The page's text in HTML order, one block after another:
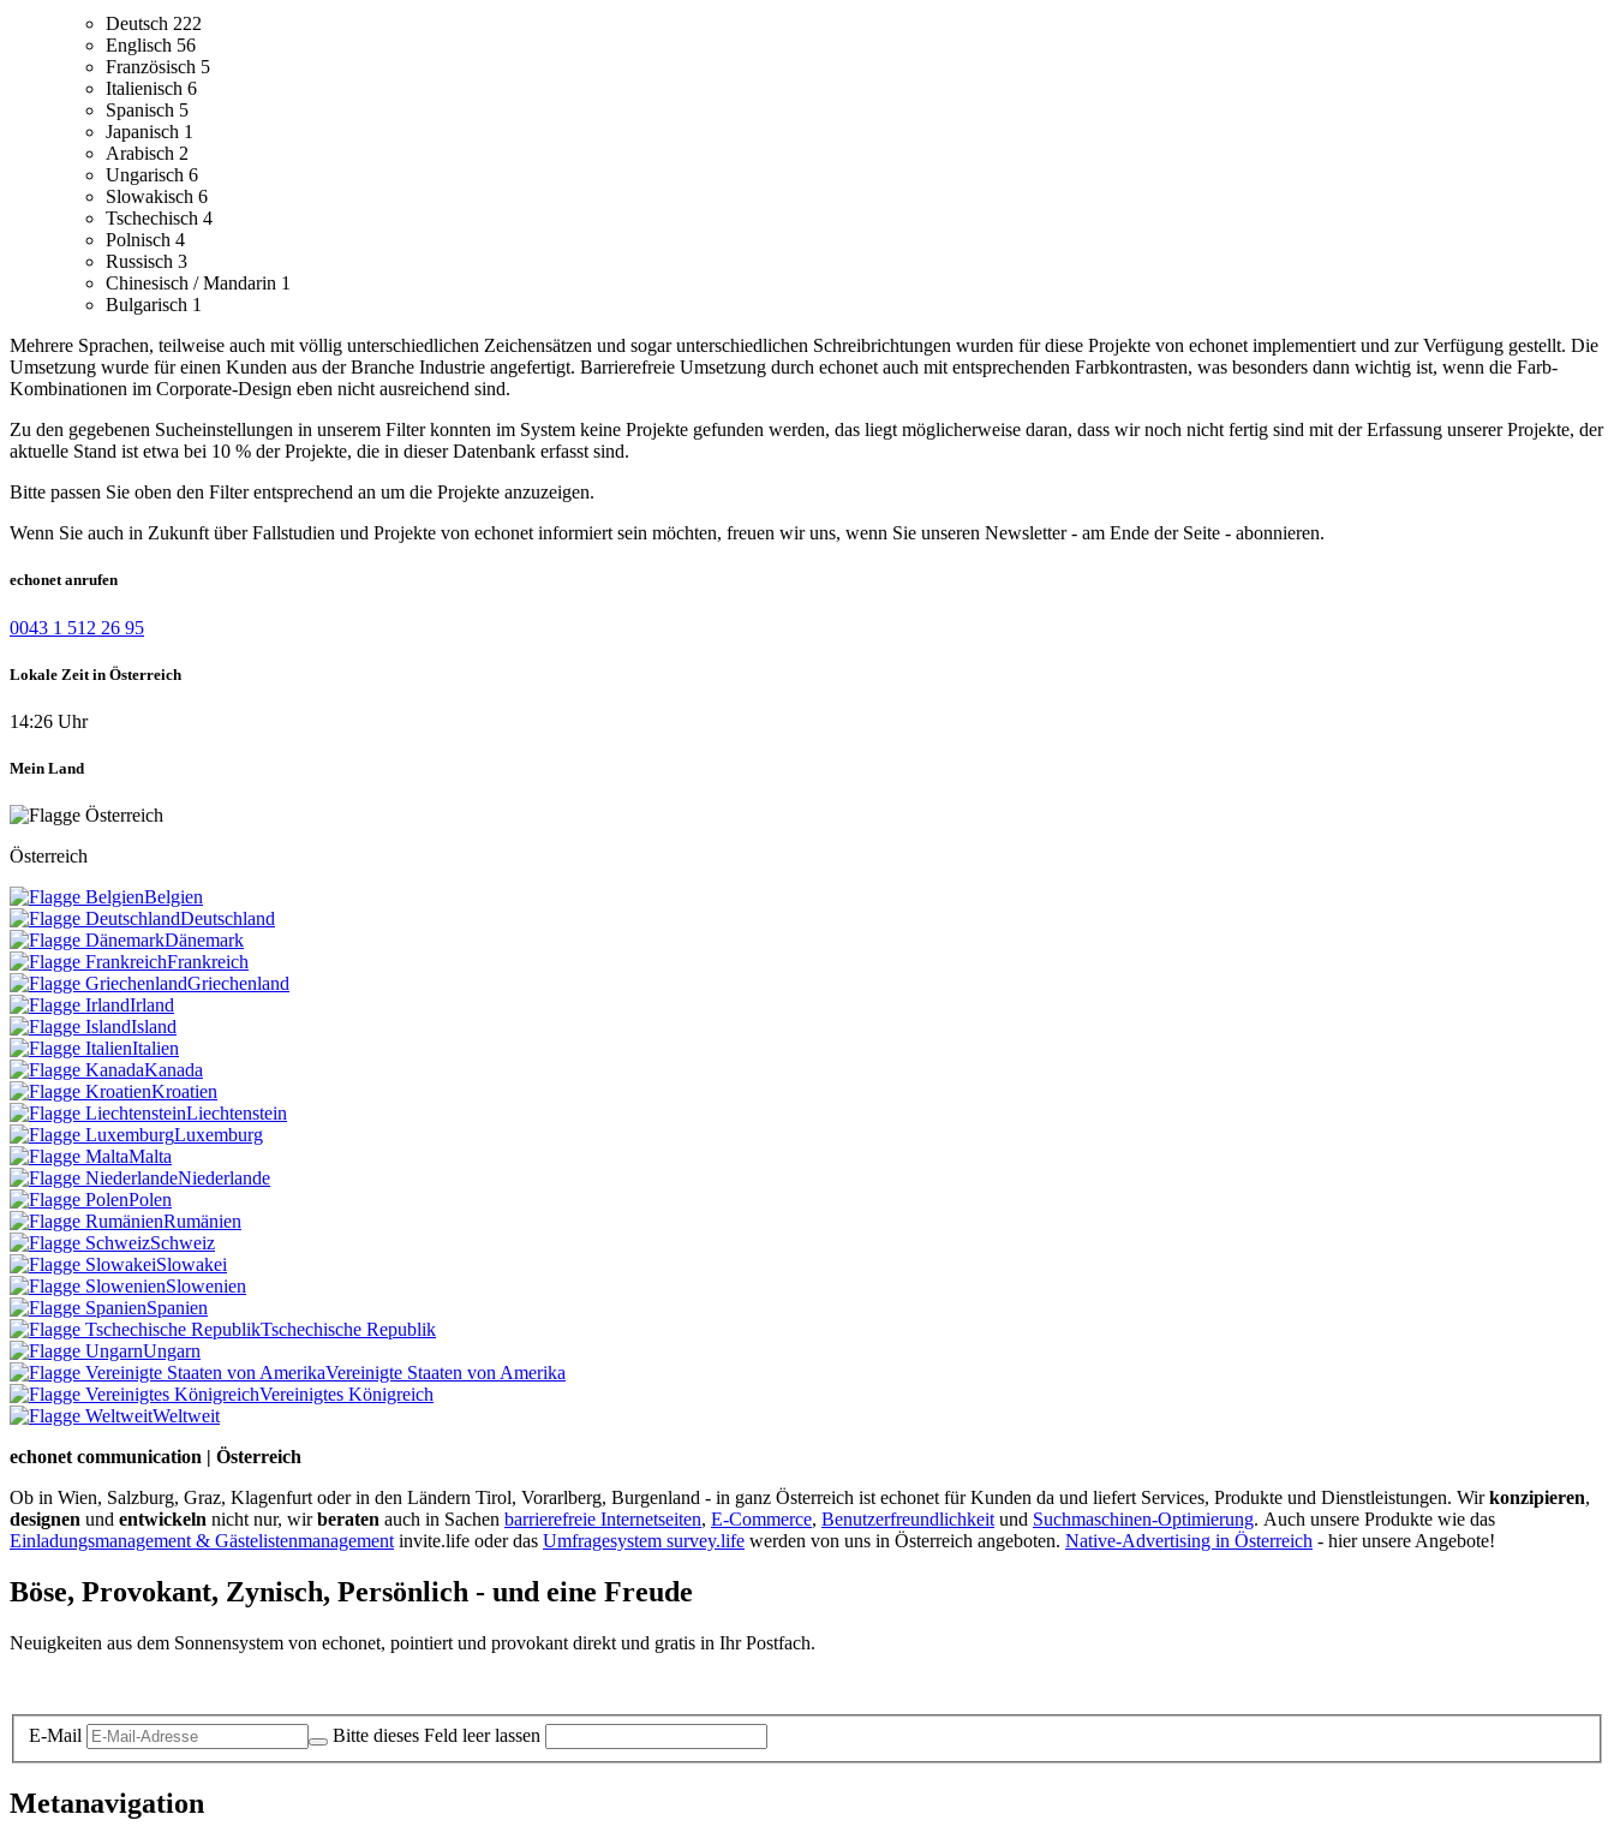
Deutsch 222
Englisch 56
Französisch 5
Italienisch 6
Spanisch 5
Japanisch 1
Arabisch 2
Ungarisch 6
Slowakisch 6
Tschechisch 4
Polnisch 4
Russisch 3
Chinesisch / Mandarin 1
Bulgarisch 1
Mehrere Sprachen, teilweise auch mit völlig unterschiedlichen Zeichensätzen und sogar unterschiedlichen Schreibrichtungen wurden für diese Projekte von echonet implementiert und zur Verfügung gestellt. Die
Umsetzung wurde für einen Kunden aus der Branche Industrie angefertigt. Barrierefreie Umsetzung durch echonet auch mit entsprechenden Farbkontrasten, was besonders dann wichtig ist, wenn die Farb-
Kombinationen im Corporate-Design eben nicht ausreichend sind.
Zu den gegebenen Sucheinstellungen in unserem Filter konnten im System keine Projekte gefunden werden, das liegt möglicherweise daran, dass wir noch nicht fertig sind mit der Erfassung unserer Projekte, der
aktuelle Stand ist etwa bei 10 % der Projekte, die in dieser Datenbank erfasst sind.
Bitte passen Sie oben den Filter entsprechend an um die Projekte anzuzeigen.
Wenn Sie auch in Zukunft über Fallstudien und Projekte von echonet informiert sein möchten, freuen wir uns, wenn Sie unseren Newsletter - am Ende der Seite - abonnieren.
echonet anrufen
0043 1 512 26 95
Lokale Zeit in Österreich
14:26 Uhr
Mein Land
Österreich
Belgien
Deutschland
Dänemark
Frankreich
Griechenland
Irland
Island
Italien
Kanada
Kroatien
Liechtenstein
Luxemburg
Malta
Niederlande
Polen
Rumänien
Schweiz
Slowakei
Slowenien
Spanien
Tschechische Republik
Ungarn
Vereinigte Staaten von Amerika
Vereinigtes Königreich
Weltweit
echonet communication | Österreich
Ob in Wien, Salzburg, Graz, Klagenfurt oder in den Ländern Tirol, Vorarlberg, Burgenland - in ganz Österreich ist echonet für Kunden da und liefert Services, Produkte und Dienstleistungen. Wirkonzipieren,
designen und entwickeln nicht nur, wirberaten auch in Sachen barrierefreie Internetseiten, E-Commerce, Benutzerfreundlichkeit und Suchmaschinen-Optimierung. Auch unsere Produkte wie das
Einladungsmanagement & Gästelistenmanagement invite.life oder das Umfragesystem survey.life werden von uns in Österreich angeboten. Native-Advertising in Österreich - hier unsere Angebote!
Böse, Provokant, Zynisch, Persönlich - und eine Freude
Neuigkeiten aus dem Sonnensystem von echonet, pointiert und provokant direkt und gratis in Ihr Postfach.
E-Mail Bitte dieses Feld leer lassen
Metanavigation